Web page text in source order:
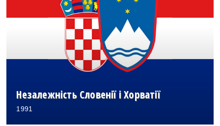
Незалежність Словенії і Хорватії
1991